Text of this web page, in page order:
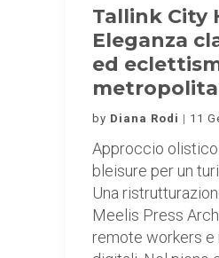
Tallink City
Eleganza
ed
by Diana Rodi 11
Approccio
bleisure per un
Una
Meelis Press
remote workers e